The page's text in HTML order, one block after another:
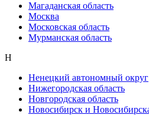
Магаданская область
Москва
Московская область
Мурманская область
Н
Ненецкий автономный округ
Нижегородская область
Новгородская область
Новосибирск и